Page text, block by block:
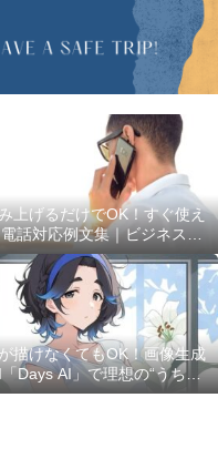
上げるだけでOK！すぐ使え
話対応例文集｜ビジネスで
る最初の言葉・最後の言葉
も完全網羅
描けなくてもOK！画像生成
Days AI」で理想の“うちの
キャラクターを作ってみた体